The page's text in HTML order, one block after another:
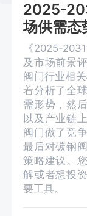
2025-
场供需态
《2025-
及市场前景
阀门行业相
着分析了全
需形势，然
以及产业链
阀门做了竞
最后对碳钢
策略建议。
解或者想投
要工具。